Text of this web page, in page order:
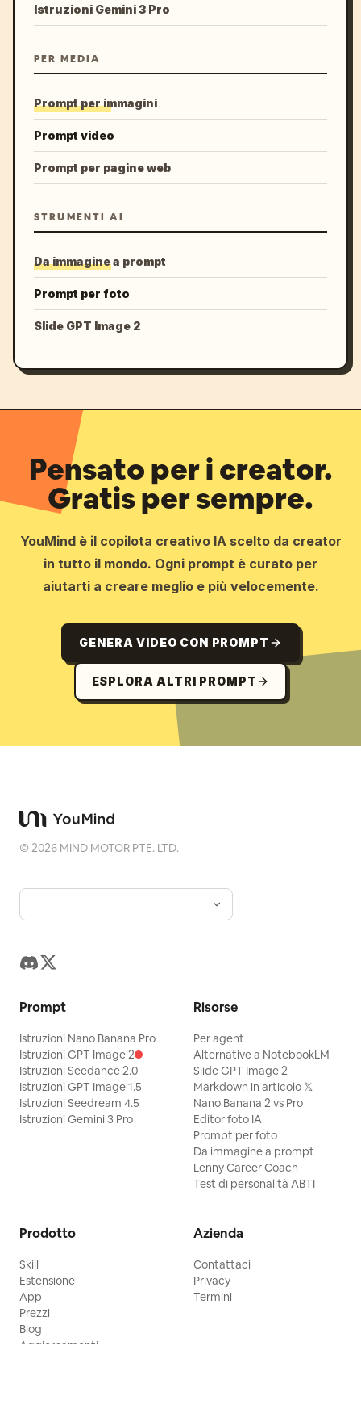
Istruzioni Gemini 3 Pro
PER MEDIA
Prompt per immagini
Prompt video
Prompt per pagine web
STRUMENTI AI
Da immagine a prompt
Prompt per foto
Slide GPT Image 2
Pensato per i creator.
Gratis per sempre.
YouMind è il copilota creativo IA scelto da creator
in tutto il mondo. Ogni prompt è curato per
aiutarti a creare meglio e più velocemente.
GENERA VIDEO CON PROMPT
ESPLORA ALTRI PROMPT
©2026 MIND MOTOR PTE. LTD.
Prompt
Istruzioni Nano Banana Pro
Istruzioni GPT Image 2
Istruzioni Seedance 2.0
Istruzioni GPT Image 1.5
Istruzioni Seedream 4.5
Istruzioni Gemini 3 Pro
Risorse
Per agent
Alternative a NotebookLM
Slide GPT Image 2
Markdown in articolo 𝕏
Nano Banana 2 vs Pro
Editor foto IA
Prompt per foto
Da immagine a prompt
Lenny Career Coach
Test di personalità ABTI
Prodotto
Skill
Estensione
App
Prezzi
Blog
Aggiornamenti
Azienda
Contattaci
Privacy
Termini